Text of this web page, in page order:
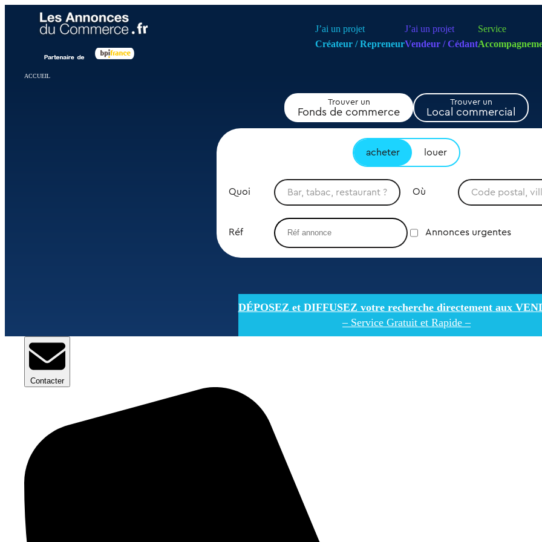
J’ai un projet
Créateur / Repreneur
J’ai un projet
Vendeur / Cédant
Service
ACCUEIL
Trouver un
Fonds de commerce
Trouver un
Local commercial
acheter louer
Quoi Où
Réf Annonces urgentes
DÉPOSEZ et DIFFUSEZ votre recherche directement aux
– Service Gratuit et Rapide –
Contacter
Panneau de gestion des cookies